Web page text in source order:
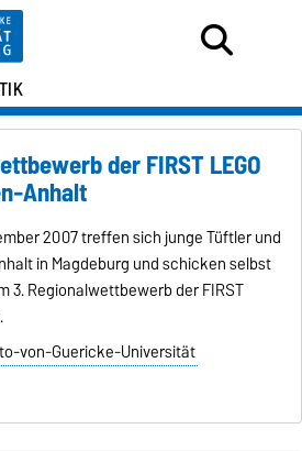
der FIRST LEGO
Anhalt
2007 treffen sich junge Tüftler und
in Magdeburg und schicken selbst
3. Regionalwettbewerb der FIRST
von-Guericke-Universität